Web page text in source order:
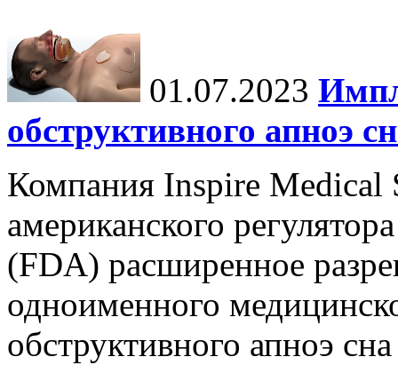
01.07.2023
обструктивного апноэ
Компания Inspire Medical
американского
(FDA) расширенное
одноименного
обструктивного апноэ